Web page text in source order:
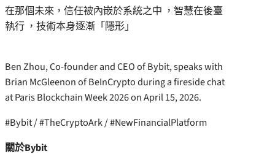
在那個未來，信任被內嵌於系統之中 ，智慧在後臺
執行 ，技術本身逐漸「隱形」
Ben Zhou, Co-founder and CEO of Bybit, speaks with
Brian McGleenon of BeInCrypto during a fireside chat
at Paris Blockchain Week 2026 on April 15, 2026.
#Bybit / #TheCryptoArk / #NewFinancialPlatform
關於Bybit